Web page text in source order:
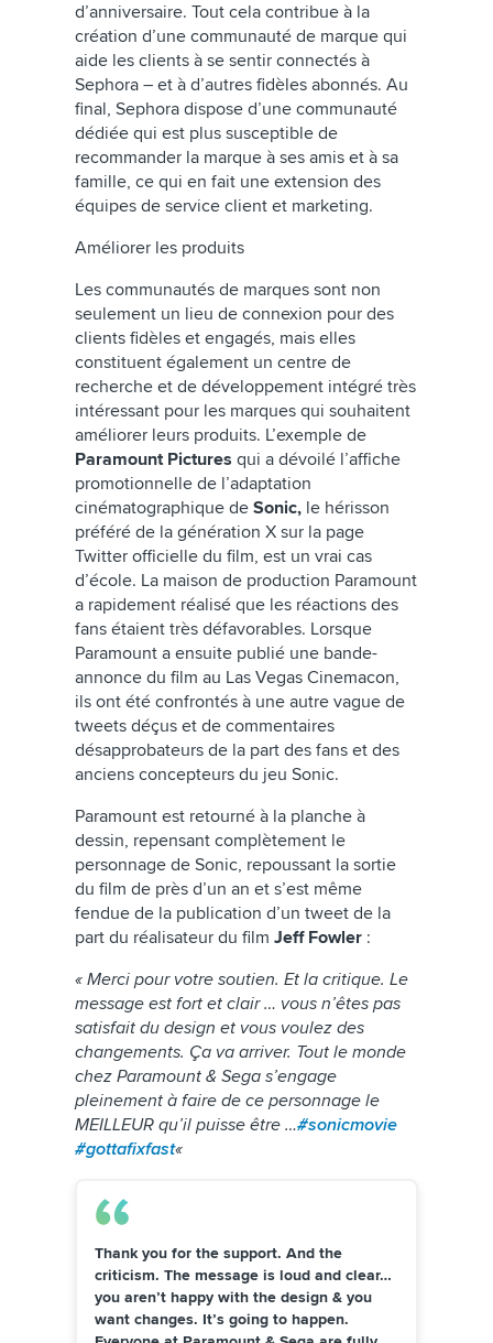
d’anniversaire. Tout cela contribue à la
création d’une communauté de marque qui
aide les clients à se sentir connectés à
Sephora – et à d’autres fidèles abonnés. Au
final, Sephora dispose d’une communauté
dédiée qui est plus susceptible de
recommander la marque à ses amis et à sa
famille, ce qui en fait une extension des
équipes de service client et marketing.
Améliorer les produits
Les communautés de marques sont non
seulement un lieu de connexion pour des
clients fidèles et engagés, mais elles
constituent également un centre de
recherche et de développement intégré très
intéressant pour les marques qui souhaitent
améliorer leurs produits. L’exemple de
Paramount Pictures qui a dévoilé l’affiche
promotionnelle de l’adaptation
cinématographique de Sonic, le hérisson
préféré de la génération X sur la page
Twitter officielle du film, est un vrai cas
d’école. La maison de production Paramount
a rapidement réalisé que les réactions des
fans étaient très défavorables. Lorsque
Paramount a ensuite publié une bande-
annonce du film au Las Vegas Cinemacon,
ils ont été confrontés à une autre vague de
tweets déçus et de commentaires
désapprobateurs de la part des fans et des
anciens concepteurs du jeu Sonic.
Paramount est retourné à la planche à
dessin, repensant complètement le
personnage de Sonic, repoussant la sortie
du film de près d’un an et s’est même
fendue de la publication d’un tweet de la
part du réalisateur du film Jeff Fowler :
« Merci pour votre soutien. Et la critique. Le
message est fort et clair … vous n’êtes pas
satisfait du design et vous voulez des
changements. Ça va arriver. Tout le monde
chez Paramount & Sega s’engage
pleinement à faire de ce personnage le
MEILLEUR qu’il puisse être …#sonicmovie
#gottafixfast«
Thank you for the support. And the
criticism. The message is loud and clear…
you aren’t happy with the design & you
want changes. It’s going to happen.